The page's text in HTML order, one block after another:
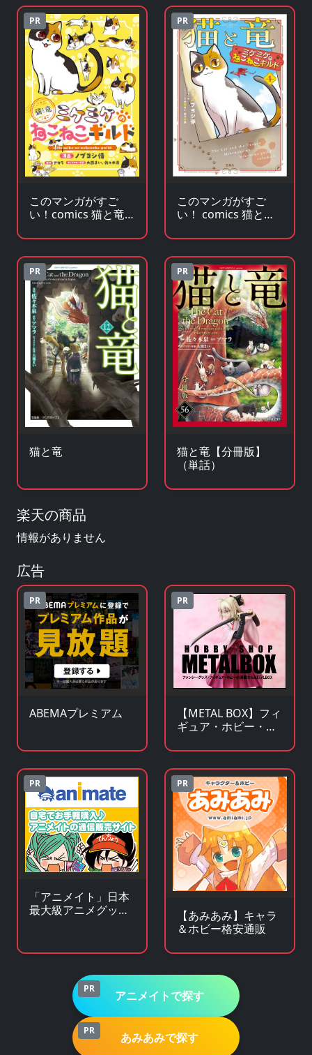
PR
このマンガがすご
い！comics 猫と竜
ギルド 【単話版】
（単話）
PR
このマンガがすご
い！ comics 猫と竜
ギルド
PR
猫と竜
PR
猫と竜【分冊版】
（単話）
楽天の商品
情報がありません
広告
PR
ABEMAプレミアム
PR
【METAL BOX】フィ
ギュア・ホビー・フ
販サイト
PR
「アニメイト」日本
最大級アニメグッズ
PR
【あみあみ】キャラ
＆ホビー格安通販
PR アニメイトで探す
PR あみあみで探す